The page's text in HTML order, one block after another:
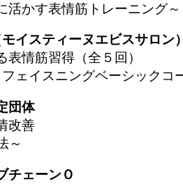
活かす表情筋トレーニング～
イスティーヌエビスサロン
情筋習得（全５回）
ェイスニングベーシックコ
団体
改善
～
チェーンＯ